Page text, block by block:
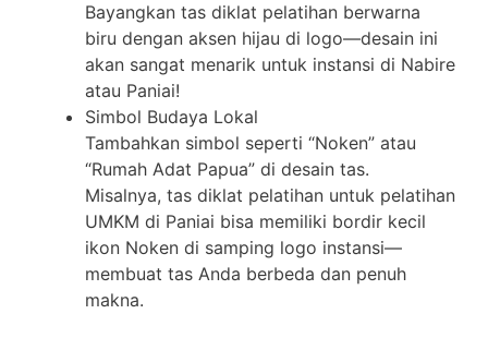
Bayangkan tas diklat pelatihan berwarna
biru dengan aksen hijau di logo—desain ini
akan sangat menarik untuk instansi di Nabire
atau Paniai!
Simbol Budaya Lokal
Tambahkan simbol seperti “Noken” atau
“Rumah Adat Papua” di desain tas.
Misalnya, tas diklat pelatihan untuk pelatihan
UMKM di Paniai bisa memiliki bordir kecil
ikon Noken di samping logo instansi—
membuat tas Anda berbeda dan penuh
makna.